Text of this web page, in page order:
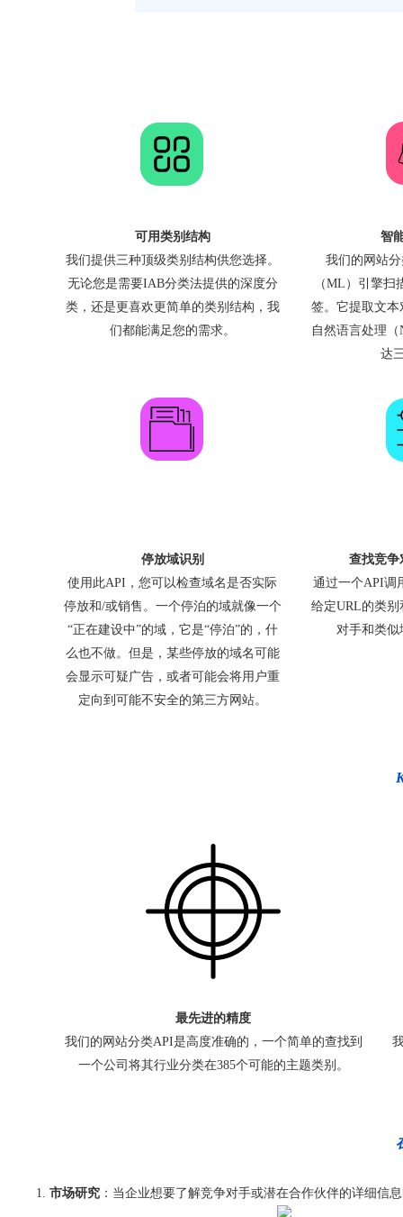
可用类别结构
我们提供三种顶级类别结构供您选择。
无论您是需要IAB分类法提供的深度分
类，还是更喜欢更简单的类别结构，我
们都能满足您的需求。
智
我们的网站
（ML）引擎扫
签。它提取文
自然语言处理
达
停放域识别
使用此API，您可以检查域名是否实际
停放和/或销售。一个停泊的域就像一个
“正在建设中”的域，它是“停泊”的，什
么也不做。但是，某些停放的域名可能
会显示可疑广告，或者可能会将用户重
定向到可能不安全的第三方网站。
查找竞争
通过一个API调
给定URL的类
对手和类
最先进的精度
我们的网站分类API是高度准确的，一个简单的查找到
一个公司将其行业分类在385个可能的主题类别。
市场研究 ：当企业想要了解竞争对手或潜在合作伙伴的详细信